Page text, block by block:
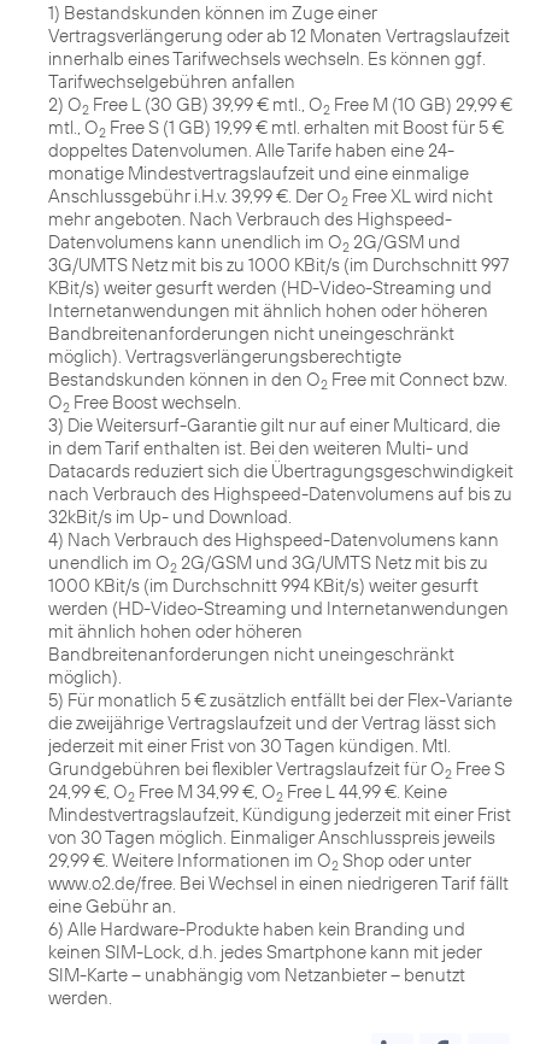
1) Bestandskunden können im Zuge einer
Vertragsverlängerung oder ab 12 Monaten Vertragslaufzeit
innerhalb eines Tarifwechsels wechseln. Es können ggf.
Tarifwechselgebühren anfallen
2) O2 Free L (30 GB) 39,99 € mtl., O2 Free M (10 GB) 29,99 €
mtl., O2 Free S (1 GB) 19,99 € mtl. erhalten mit Boost für 5 €
doppeltes Datenvolumen. Alle Tarife haben eine 24-
monatige Mindestvertragslaufzeit und eine einmalige
Anschlussgebühr i.H.v. 39,99 €. Der O2 Free XL wird nicht
mehr angeboten. Nach Verbrauch des Highspeed-
Datenvolumens kann unendlich im O2 2G/GSM und
3G/UMTS Netz mit bis zu 1000 KBit/s (im Durchschnitt 997
KBit/s) weiter gesurft werden (HD-Video-Streaming und
Internetanwendungen mit ähnlich hohen oder höheren
Bandbreitenanforderungen nicht uneingeschränkt
möglich). Vertragsverlängerungsberechtigte
Bestandskunden können in den O2 Free mit Connect bzw.
O2 Free Boost wechseln.
3) Die Weitersurf-Garantie gilt nur auf einer Multicard, die
in dem Tarif enthalten ist. Bei den weiteren Multi- und
Datacards reduziert sich die Übertragungsgeschwindigkeit
nach Verbrauch des Highspeed-Datenvolumens auf bis zu
32kBit/s im Up- und Download.
4) Nach Verbrauch des Highspeed-Datenvolumens kann
unendlich im O2 2G/GSM und 3G/UMTS Netz mit bis zu
1000 KBit/s (im Durchschnitt 994 KBit/s) weiter gesurft
werden (HD-Video-Streaming und Internetanwendungen
mit ähnlich hohen oder höheren
Bandbreitenanforderungen nicht uneingeschränkt
möglich).
5) Für monatlich 5 € zusätzlich entfällt bei der Flex-Variante
die zweijährige Vertragslaufzeit und der Vertrag lässt sich
jederzeit mit einer Frist von 30 Tagen kündigen. Mtl.
Grundgebühren bei flexibler Vertragslaufzeit für O2 Free S
24,99 €, O2 Free M 34,99 €, O2 Free L 44,99 €. Keine
Mindestvertragslaufzeit, Kündigung jederzeit mit einer Frist
von 30 Tagen möglich. Einmaliger Anschlusspreis jeweils
29,99 €. Weitere Informationen im O2 Shop oder unter
www.o2.de/free. Bei Wechsel in einen niedrigeren Tarif fällt
eine Gebühr an.
6) Alle Hardware-Produkte haben kein Branding und
keinen SIM-Lock, d.h. jedes Smartphone kann mit jeder
SIM-Karte – unabhängig vom Netzanbieter – benutzt
werden.